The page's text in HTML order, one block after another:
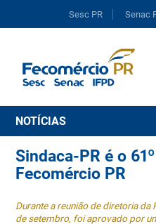
Sesc PR Senac
NOTÍCIAS
Sindaca-PR é o
Fecomércio PR
Durante a reunião de diretoria
de setembro, foi aprovado por